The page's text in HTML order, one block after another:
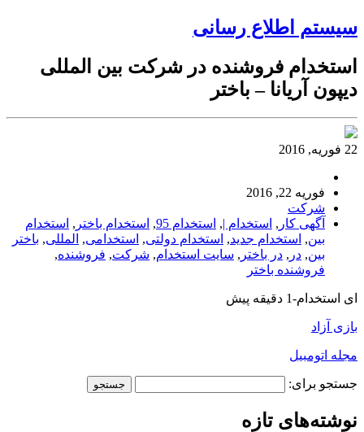
سیستم اطلاع رسانی
استخدام فروشنده در شرکت بین المللی
دیپون آریانا – باختر
22 فوریه, 2016
فوریه 22, 2016
شرکت
آگهی کار , استخدام |, استخدام 95 , استخدام باختر , استخدام
بین, استخدام جدید, استخدام دولتی, استخدامی, المللی, باختر
بین, در , در باختر , سایت استخدام, شرکت, فروشنده,
فروشنده باختر
ای استخدام-1 دقیقه پیش
بازی آزاد
مجله اتومبیل
جستجو برای:
نوشته‌های تازه